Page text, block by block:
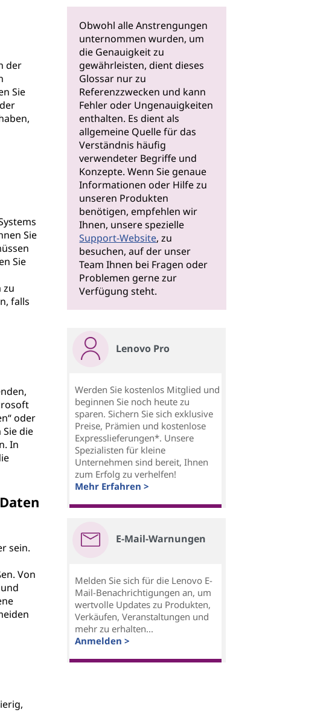
der
Sie
Sie
Sie
zu
falls
oder
die
In
sein.
Von
Obwohl alle Anstrengungen
unternommen wurden, um
die Genauigkeit zu
gewährleisten, dient dieses
Glossar nur zu
Referenzzwecken und kann
Fehler oder Ungenauigkeiten
enthalten. Es dient als
allgemeine Quelle für das
Verständnis häufig
verwendeter Begriffe und
Konzepte. Wenn Sie genaue
Informationen oder Hilfe zu
unseren Produkten
benötigen, empfehlen wir
Ihnen, unsere spezielle
Support-Website, zu
besuchen, auf der unser
Team Ihnen bei Fragen oder
Problemen gerne zur
Verfügung steht.
Lenovo Pro
Werden Sie kostenlos Mitglied und
beginnen Sie noch heute zu
sparen. Sichern Sie sich exklusive
Preise, Prämien und kostenlose
Expresslieferungen*. Unsere
Spezialisten für kleine
Unternehmen sind bereit, Ihnen
zum Erfolg zu verhelfen!
Mehr Erfahren >
E-Mail-Warnungen
Melden Sie sich für die Lenovo E-
Mail-Benachrichtigungen an, um
wertvolle Updates zu Produkten,
Verkäufen, Veranstaltungen und
mehr zu erhalten...
Anmelden >